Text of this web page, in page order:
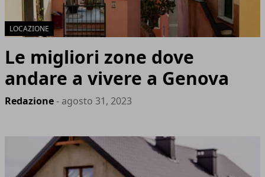
LOCAZIONE
Le migliori zone dove
andare a vivere a Genova
Redazione- agosto 31, 2023